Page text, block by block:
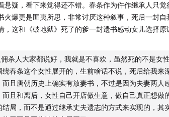
Nutrition 旭福液体钙
悬疑，看下来觉得还不错。春条作为仵作继承人只觉
火爆更是匪夷所思，非常讨厌这种叙事，死后一封自
，这和《破地狱》死了的爹一封遗书感动女儿选择原
杀人大家都说好，我就是不喜欢，虽然死的不是女
春条这个女性展开的，生前啥话不说，死后给我来
且唐朝历史上确实有放妻书，不过是因为夫妻两人
且和离后，女性自己开店做生意，做自己真正想做
结局，而不是通过继承丈夫遗志的方式来实现的，其